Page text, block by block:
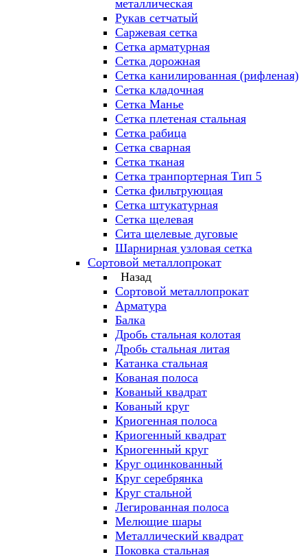
металлическая
Рукав сетчатый
Саржевая сетка
Сетка арматурная
Сетка дорожная
Сетка канилированная (рифленая)
Сетка кладочная
Сетка Манье
Сетка плетеная стальная
Сетка рабица
Сетка сварная
Сетка тканая
Сетка транпортерная Тип 5
Сетка фильтрующая
Сетка штукатурная
Сетка щелевая
Сита щелевые дуговые
Шарнирная узловая сетка
Сортовой металлопрокат
Назад
Сортовой металлопрокат
Арматура
Балка
Дробь стальная колотая
Дробь стальная литая
Катанка стальная
Кованая полоса
Кованый квадрат
Кованый круг
Криогенная полоса
Криогенный квадрат
Криогенный круг
Круг оцинкованный
Круг серебрянка
Круг стальной
Легированная полоса
Мелющие шары
Металлический квадрат
Поковка стальная